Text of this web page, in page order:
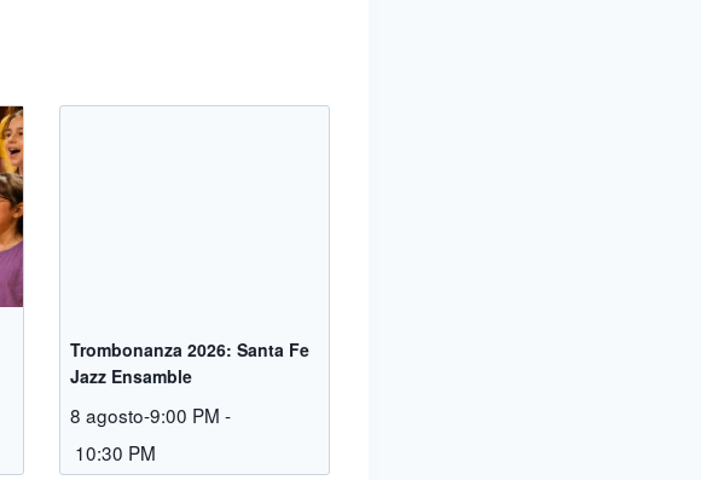
Trombonanza 2026: Santa Fe
Jazz Ensamble
8 agosto-9:00 PM -
10:30 PM